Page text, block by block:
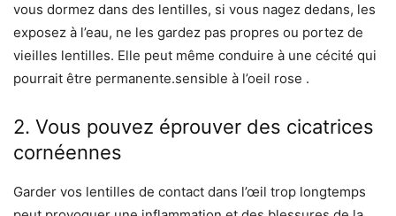
vous dormez dans des lentilles, si vous nagez dedans, les
exposez à l’eau, ne les gardez pas propres ou portez de
vieilles lentilles. Elle peut même conduire à une cécité qui
pourrait être permanente.sensible à l’oeil rose .
2. Vous pouvez éprouver des cicatrices
cornéennes
Garder vos lentilles de contact dans l’œil trop longtemps